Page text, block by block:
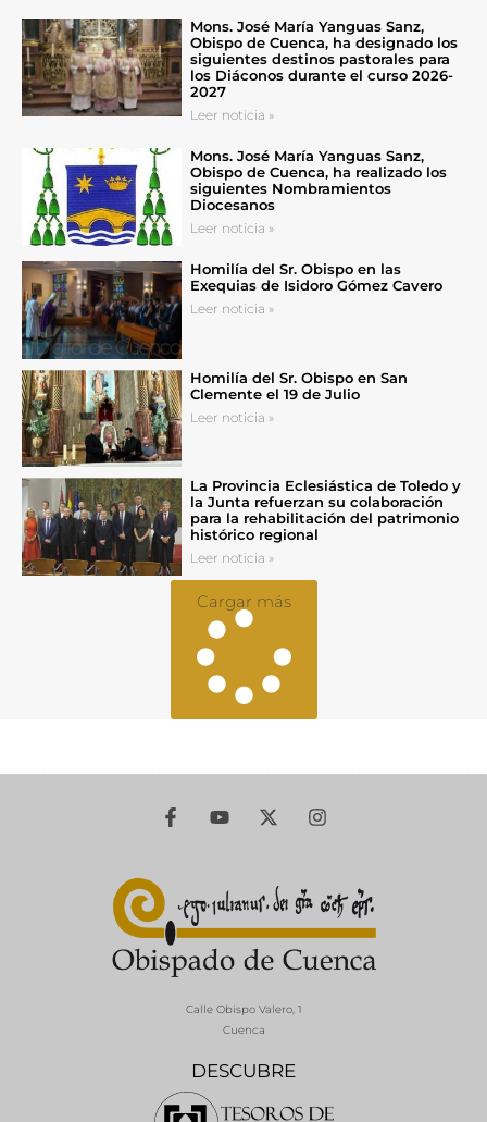
Mons. José María Yanguas Sanz,
Obispo de Cuenca, ha designado los
siguientes destinos pastorales para
los Diáconos durante el curso 2026-
2027
Leer noticia »
Mons. José María Yanguas Sanz,
Obispo de Cuenca, ha realizado los
siguientes Nombramientos
Diocesanos
Leer noticia »
Homilía del Sr. Obispo en las
Exequias de Isidoro Gómez Cavero
Leer noticia »
Homilía del Sr. Obispo en San
Clemente el 19 de Julio
Leer noticia »
La Provincia Eclesiástica de Toledo y
la Junta refuerzan su colaboración
para la rehabilitación del patrimonio
histórico regional
Leer noticia »
Cargar más
DESCUBRE
Calle Obispo Valero, 1
Cuenca